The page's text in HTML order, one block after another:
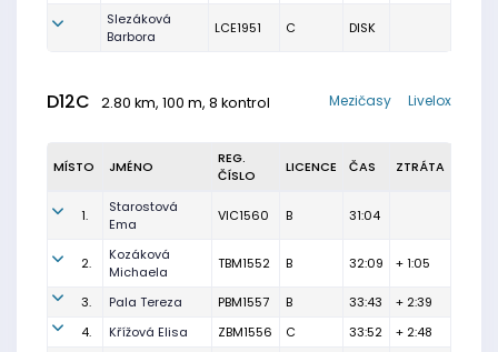
Slezáková
Barbora
LCE1951 C DISK
D12C 2.80 km, 100 m, 8 kontrol Livelox
Mezičasy
MÍSTO JMÉNO
REG.
ČÍSLO
LICENCE ČAS ZTRÁTA
1.
Starostová
Ema
VIC1560 B 31:04
2.
Kozáková
Michaela
TBM1552 B 32:09 + 1:05
3. Pala Tereza PBM1557 B 33:43
+ 2:39
4.
Křížová Elisa ZBM1556 C 33:52 + 2:48